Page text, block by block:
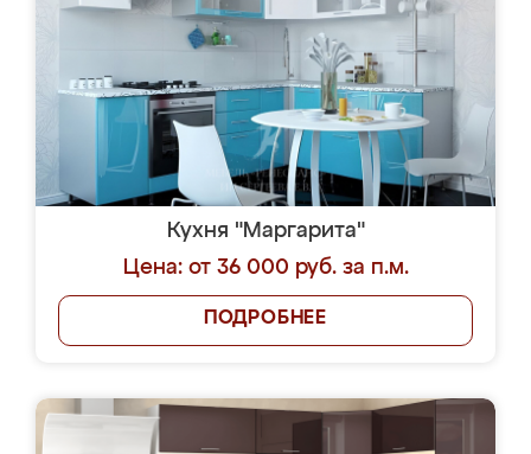
Кухня "Маргарита"
Цена: от 36 000 руб. за п.м.
ПОДРОБНЕЕ